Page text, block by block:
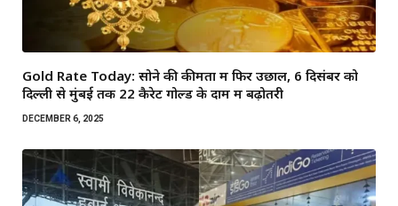
Gold Rate Today: सोने की कीमतों में फिर उछाल, 6 दिसंबर को
दिल्ली से मुंबई तक 22 कैरेट गोल्ड के दाम में बढ़ोतरी
DECEMBER 6, 2025